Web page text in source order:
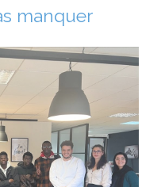
manquer